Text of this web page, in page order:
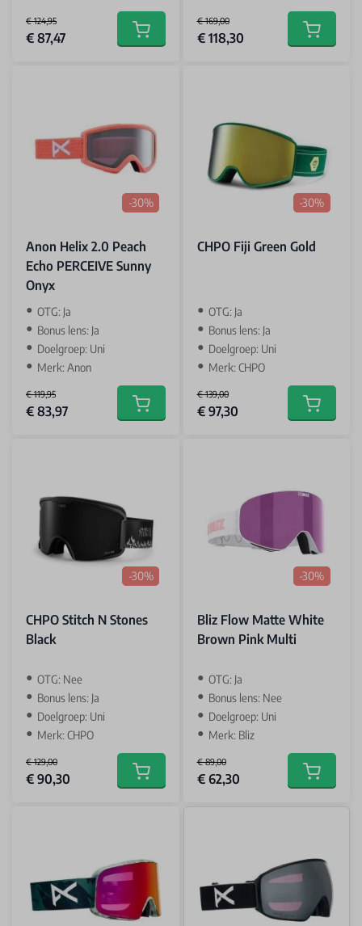
€ 124,95
Special Price
€ 87,47 Add to cart
€ 169,00
Special Price
€ 118,30 Add to
-30%
Anon Helix 2.0 Peach
Echo PERCEIVE Sunny
Onyx
OTG: Ja
Bonus lens: Ja
Doelgroep: Uni
Merk: Anon
€ 119,95
Special Price
€ 83,97 Add to cart
-30%
CHPO Fiji Green Gold
OTG: Ja
Bonus lens: Ja
Doelgroep: Uni
Merk: CHPO
€ 139,00
Special Price
€ 97,30 Add to
-30%
CHPO Stitch N Stones
Black
OTG: Nee
Bonus lens: Ja
Doelgroep: Uni
Merk: CHPO
€ 129,00
Special Price
€ 90,30 Add to cart
-30%
Bliz Flow Matte White
Brown Pink Multi
OTG: Ja
Bonus lens: Nee
Doelgroep: Uni
Merk: Bliz
€ 89,00
Special Price
€ 62,30 Add to